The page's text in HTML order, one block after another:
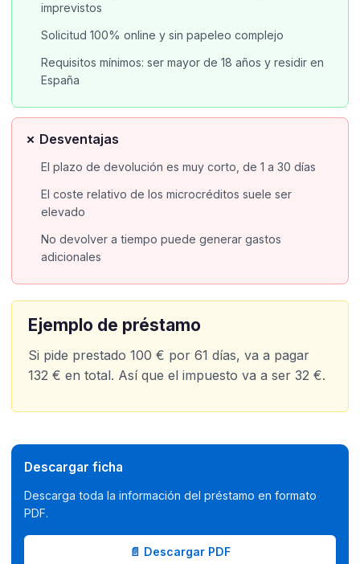
imprevistos
Solicitud 100% online y sin papeleo complejo
Requisitos mínimos: ser mayor de 18 años y residir en
España
✗ Desventajas
El plazo de devolución es muy corto, de 1 a 30 días
El coste relativo de los microcréditos suele ser
elevado
No devolver a tiempo puede generar gastos
adicionales
Ejemplo de préstamo
Si pide prestado 100 € por 61 días, va a pagar
132 € en total. Así que el impuesto va a ser 32 €.​
Descargar ficha
Descarga toda la información del préstamo en formato
PDF.
📄 Descargar PDF